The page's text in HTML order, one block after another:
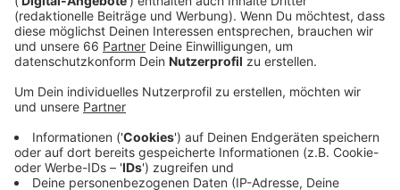
Anzeige
Programm von 13 bis 20 Uhr
Anzeige
13 Uhr: Ökumenische Andacht und Orgelkonzert in
der Kapelle.